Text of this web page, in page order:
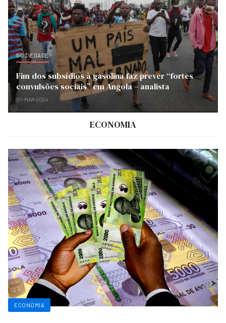
SOCIEDADE
Fim dos subsídios à gasolina faz prever “fortes
convulsões sociais” em Angola – analista
07-MAR-2024
ECONOMIA
ECONOMIA